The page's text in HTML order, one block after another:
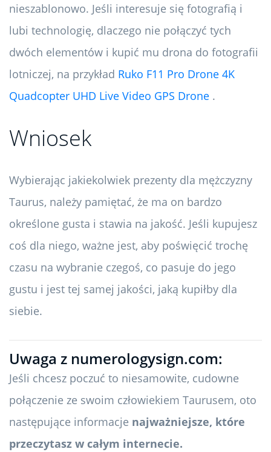
nieszablonowo. Jeśli interesuje się fotografią i
lubi technologię, dlaczego nie połączyć tych
dwóch elementów i kupić mu drona do fotografii
lotniczej, na przykład Ruko F11 Pro Drone 4K
Quadcopter UHD Live Video GPS Drone .
Wniosek
Wybierając jakiekolwiek prezenty dla mężczyzny
Taurus, należy pamiętać, że ma on bardzo
określone gusta i stawia na jakość. Jeśli kupujesz
coś dla niego, ważne jest, aby poświęcić trochę
czasu na wybranie czegoś, co pasuje do jego
gustu i jest tej samej jakości, jaką kupiłby dla
siebie.
Uwaga z numerologysign.com:
Jeśli chcesz poczuć to niesamowite, cudowne
połączenie ze swoim człowiekiem Taurusem, oto
następujące informacje najważniejsze, które
przeczytasz w całym internecie.